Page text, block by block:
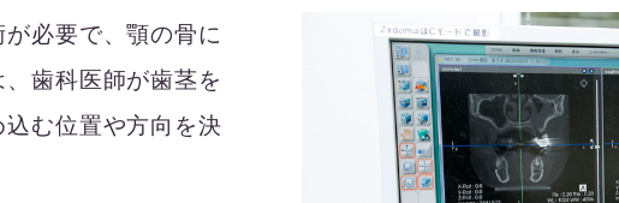
必要で、顎の骨に
歯科医師が歯茎を
む位置や方向を決